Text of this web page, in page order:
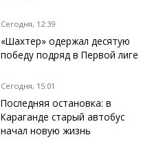
Сегодня, 12:39
«Шахтер» одержал десятую
победу подряд в Первой лиге
Сегодня, 15:01
Последняя остановка: в
Караганде старый автобус
начал новую жизнь